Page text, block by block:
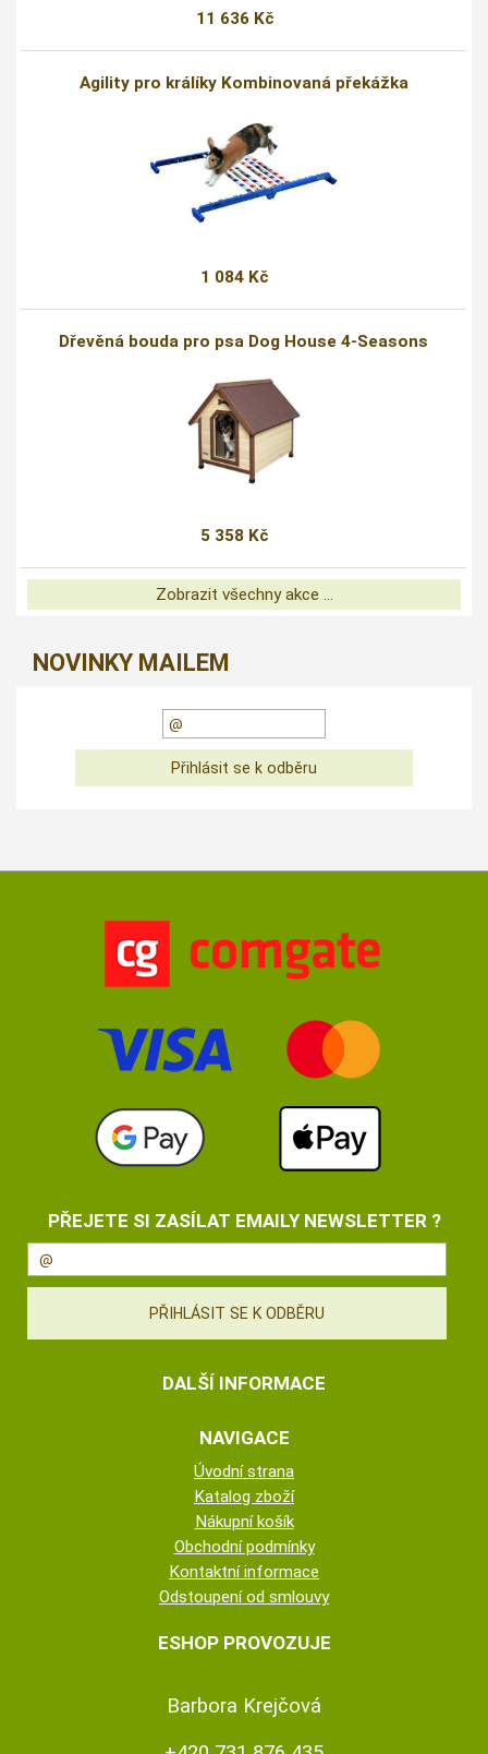
11 636 Kč
Agility pro králíky Kombinovaná překážka
1 084 Kč
Dřevěná bouda pro psa Dog House 4-Seasons
5 358 Kč
Zobrazit všechny akce ...
NOVINKY MAILEM
PŘEJETE SI ZASÍLAT EMAILY NEWSLETTER ?
DALŠÍ INFORMACE
NAVIGACE
Úvodní strana
Katalog zboží
Nákupní košík
Obchodní podmínky
Kontaktní informace
Odstoupení od smlouvy
ESHOP PROVOZUJE
Barbora Krejčová